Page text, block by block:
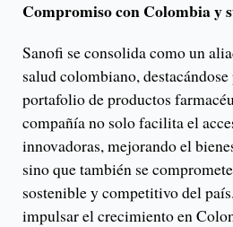
Compromiso con Colombia y
Sanofi se consolida como un
salud colombiano,
portafolio de productos
compañía no solo facilita el
innovadoras, mejorando el
sino que también se
sostenible y competitivo del
impulsar el crecimiento en